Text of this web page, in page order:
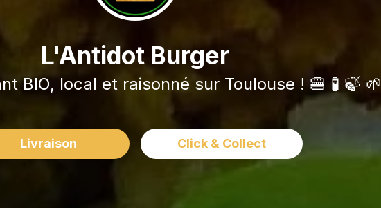
L'Antidot Burger
BIO, local et raisonné sur Toulouse ! 🍔 🧪 🍃 🌱
Livraison Click & Collect